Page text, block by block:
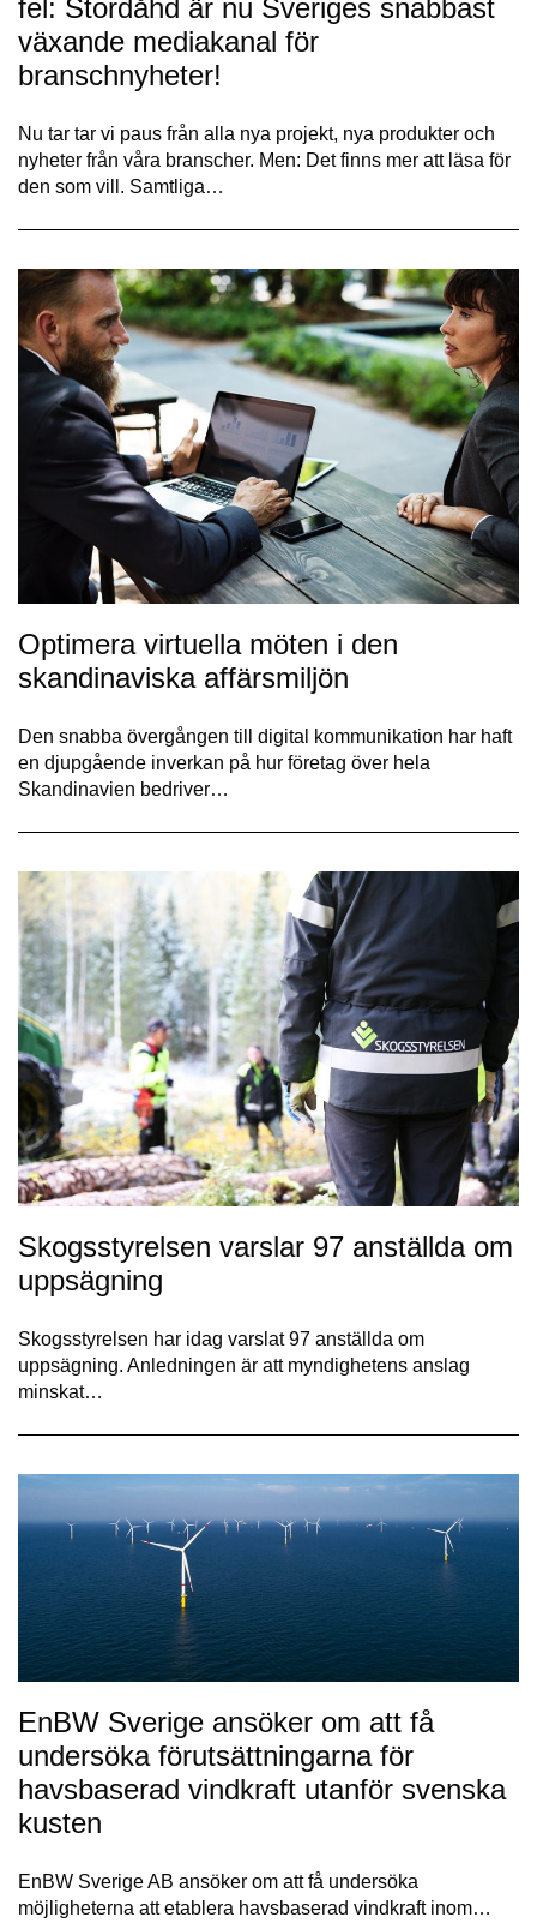
fel: Stordåhd är nu Sveriges snabbast
växande mediakanal för
branschnyheter!
Nu tar tar vi paus från alla nya projekt, nya produkter och
nyheter från våra branscher. Men: Det finns mer att läsa för
den som vill. Samtliga…
Optimera virtuella möten i den
skandinaviska affärsmiljön
Den snabba övergången till digital kommunikation har haft
en djupgående inverkan på hur företag över hela
Skandinavien bedriver…
Skogsstyrelsen varslar 97 anställda om
uppsägning
Skogsstyrelsen har idag varslat 97 anställda om
uppsägning. Anledningen är att myndighetens anslag
minskat…
EnBW Sverige ansöker om att få
undersöka förutsättningarna för
havsbaserad vindkraft utanför svenska
kusten
EnBW Sverige AB ansöker om att få undersöka
möjligheterna att etablera havsbaserad vindkraft inom…